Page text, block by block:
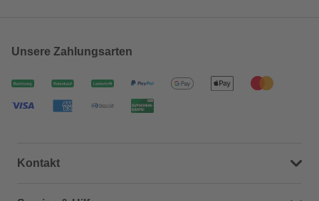
Unsere Zahlungsarten
Kontakt